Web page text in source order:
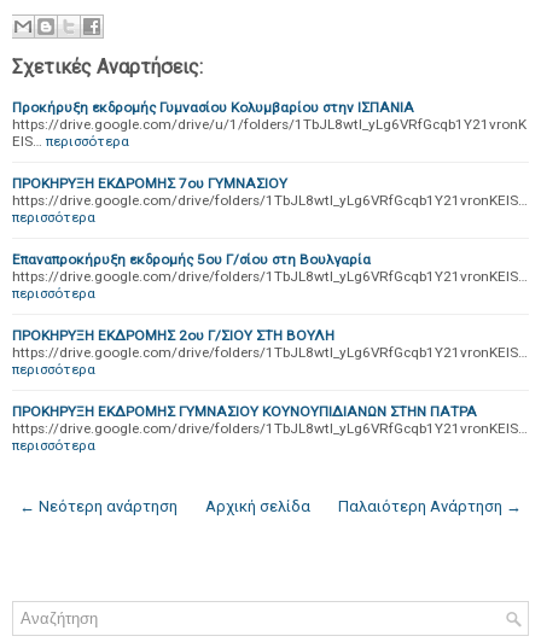
Σχετικές Αναρτήσεις:
Προκήρυξη εκδρομής Γυμνασίου Κολυμβαρίου στην ΙΣΠΑΝΙΑ
https://drive.google.com/drive/u/1/folders/1TbJL8wtl_yLg6VRfGcqb1Y21vronK
EIS… περισσότερα
ΠΡΟΚΗΡΥΞΗ ΕΚΔΡΟΜΗΣ 7ου ΓΥΜΝΑΣΙΟΥ
https://drive.google.com/drive/folders/1TbJL8wtl_yLg6VRfGcqb1Y21vronKEIS…
περισσότερα
Επαναπροκήρυξη εκδρομής 5ου Γ/σίου στη Βουλγαρία
https://drive.google.com/drive/folders/1TbJL8wtl_yLg6VRfGcqb1Y21vronKEIS…
περισσότερα
ΠΡΟΚΗΡΥΞΗ ΕΚΔΡΟΜΗΣ 2ου Γ/ΣΙΟΥ ΣΤΗ ΒΟΥΛΗ
https://drive.google.com/drive/folders/1TbJL8wtl_yLg6VRfGcqb1Y21vronKEIS…
περισσότερα
ΠΡΟΚΗΡΥΞΗ ΕΚΔΡΟΜΗΣ ΓΥΜΝΑΣΙΟΥ ΚΟΥΝΟΥΠΙΔΙΑΝΩΝ ΣΤΗΝ ΠΑΤΡΑ
https://drive.google.com/drive/folders/1TbJL8wtl_yLg6VRfGcqb1Y21vronKEIS…
περισσότερα
← Νεότερη ανάρτηση Παλαιότερη Ανάρτηση →
Αρχική σελίδα